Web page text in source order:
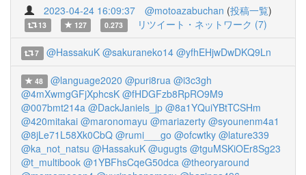
2023-04-24 16:09:37 @motoazabuchan (投稿一覧)
13 127 0.273 リツイート・ネットワーク (7)
7 @HassakuK @sakuraneko14 @yfhEHjwDwDKQ9Ln
48 @language2020 @puri8rua @i3c3gh
@4mXwmgGFjXphcsK @fHDGFzb8RpRO9M9
@007bmt214a @DackJaniels_jp @8a1YQuiYBtTCSHm
@420mitakai @maronomayu @mariazerty @syounenm4a1
@8jLe71L58Xk0CbQ @rumi___go @ofcwtky @lature339
@ka_not_natsu @HassakuK @ugugts @tguMSKiOEr8Sg23
@t_multibook @1YBFhsCqeG50dca @theoryaround